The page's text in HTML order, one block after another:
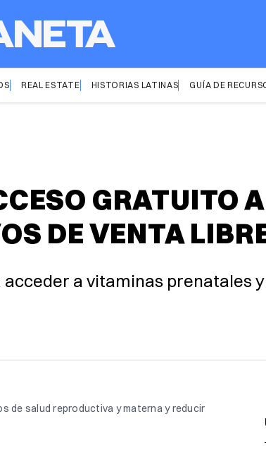
REAL ESTATE HISTORIAS LATINAS GUÍA DE
GRATUITO
DE VENTA
a vitaminas prenatales
de salud reproductiva y materna y reducir